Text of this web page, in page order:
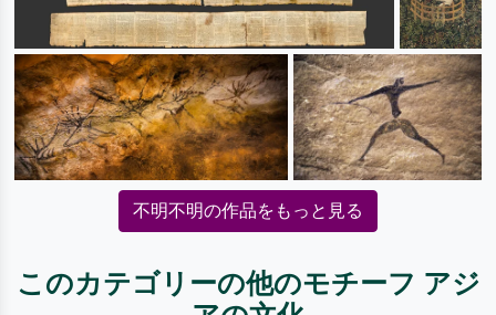
不明不明の作品をもっと見る
このカテゴリーの他のモチーフ アジ